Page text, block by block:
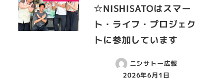
☆NISHISATOはスマー
ト・ライフ・プロジェク
トに参加しています
ニシサトー広報
2026年6月1日